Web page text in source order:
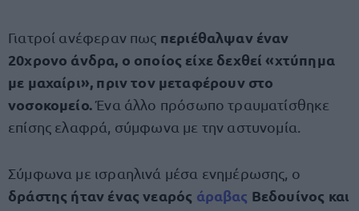
Γιατροί ανέφεραν πως περιέθαλψαν έναν
20χρονο άνδρα, ο οποίος είχε δεχθεί «χτύπημα
με μαχαίρι», πριν τον μεταφέρουν στο
νοσοκομείο.Ένα άλλο πρόσωπο τραυματίσθηκε
επίσης ελαφρά, σύμφωνα με την αστυνομία.
Σύμφωνα με ισραηλινά μέσα ενημέρωσης, ο
δράστης ήταν ένας νεαρός άραβας Βεδουίνος και